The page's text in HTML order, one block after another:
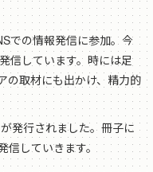
での情報発信に参加。今
信しています。時には足
の取材にも出かけ、精力的
発行されました。冊子に
信していきます。